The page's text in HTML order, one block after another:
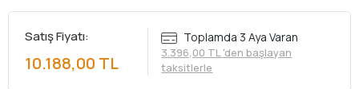
Satış Fiyatı:
10.188,00 TL
Toplamda 3 Aya Varan
3.396,00 TL 'den başlayan
taksitlerle